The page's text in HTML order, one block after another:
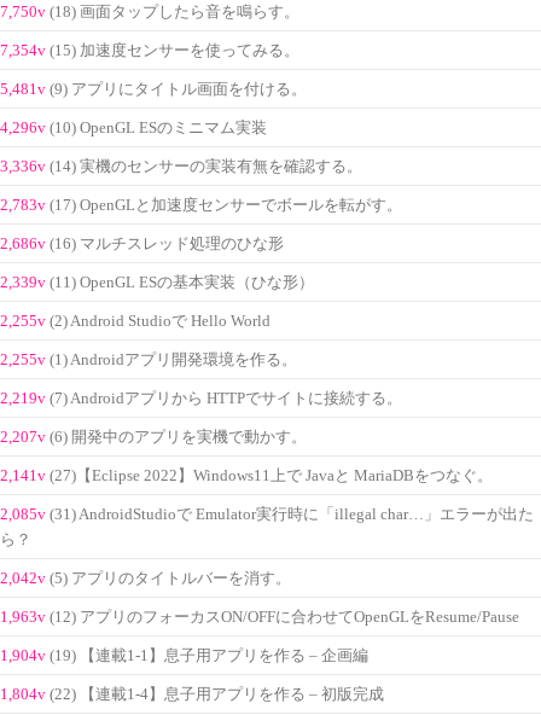
7,750v (18) 画面タップしたら音を鳴らす。
7,354v (15) 加速度センサーを使ってみる。
5,481v (9) アプリにタイトル画面を付ける。
4,296v (10) OpenGL ESのミニマム実装
3,336v (14) 実機のセンサーの実装有無を確認する。
2,783v (17) OpenGLと加速度センサーでボールを転がす。
2,686v (16) マルチスレッド処理のひな形
2,339v (11) OpenGL ESの基本実装（ひな形）
2,255v (2) Android Studioで Hello World
2,255v (1) Androidアプリ開発環境を作る。
2,219v (7) Androidアプリから HTTPでサイトに接続する。
2,207v (6) 開発中のアプリを実機で動かす。
2,141v (27)【Eclipse 2022】Windows11上で Javaと MariaDBをつなぐ。
2,085v (31) AndroidStudioで Emulator実行時に「illegal char…」エラーが出た
ら？
2,042v (5) アプリのタイトルバーを消す。
1,963v (12) アプリのフォーカスON/OFFに合わせてOpenGLをResume/Pause
1,904v (19) 【連載1-1】息子用アプリを作る – 企画編
1,804v (22) 【連載1-4】息子用アプリを作る – 初版完成